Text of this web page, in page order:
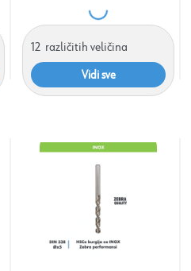
12 različitih veličina
Vidi sve